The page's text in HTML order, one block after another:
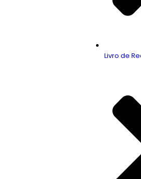
Livro de